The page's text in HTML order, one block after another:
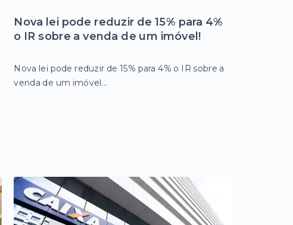
Nova lei pode reduzir de 15% para 4%
o IR sobre a venda de um imóvel!
Nova lei pode reduzir de 15% para 4% o IR sobre a
venda de um imóvel...